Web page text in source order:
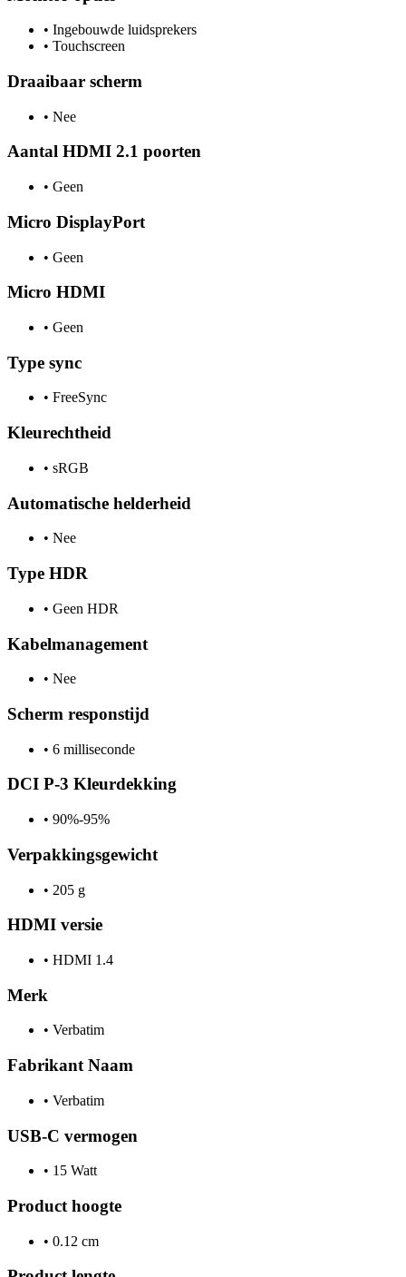
• Ingebouwde luidsprekers
• Touchscreen
Draaibaar scherm
• Nee
Aantal HDMI 2.1 poorten
• Geen
Micro DisplayPort
• Geen
Micro HDMI
• Geen
Type sync
• FreeSync
Kleurechtheid
• sRGB
Automatische helderheid
• Nee
Type HDR
• Geen HDR
Kabelmanagement
• Nee
Scherm responstijd
• 6 milliseconde
DCI P-3 Kleurdekking
• 90%-95%
Verpakkingsgewicht
• 205 g
HDMI versie
• HDMI 1.4
Merk
• Verbatim
Fabrikant Naam
• Verbatim
USB-C vermogen
• 15 Watt
Product hoogte
• 0.12 cm